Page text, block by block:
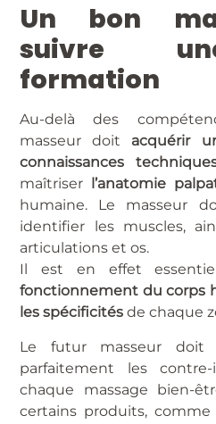
Un bon
suivre
formation
Au-delà des
masseur doit acquérir
connaissances
maîtriser l’anatomie
humaine. Le masseur
identifier les muscles,
articulations et os.
Il est en effet
fonctionnement du corps
les spécificités de chaque
Le futur masseur doit
parfaitement les
chaque massage bien-
certains produits, comme